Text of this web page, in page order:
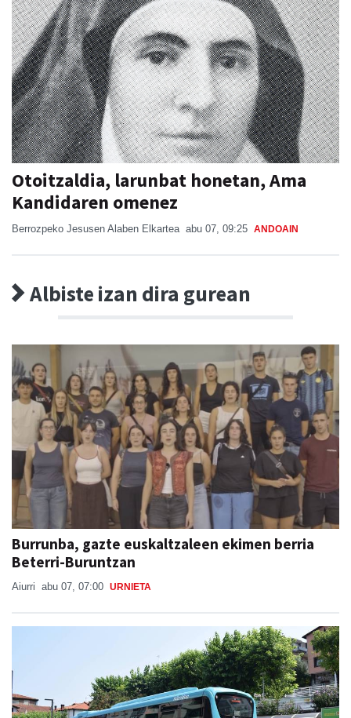
Otoitzaldia, larunbat honetan, Ama
Kandidaren omenez
Berrozpeko Jesusen Alaben Elkartea abu 07, 09:25 ANDOAIN
Albiste izan dira gurean
Burrunba, gazte euskaltzaleen ekimen berria
Beterri-Buruntzan
Aiurri abu 07, 07:00 URNIETA